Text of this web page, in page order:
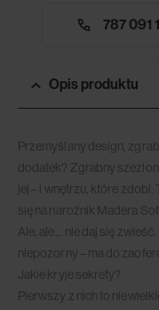
787 091
Opis produktu
Przemyślany design,
dodatek? Zgrabny
jej – i wnętrzu, które zdobi.
się na narożnik Madera Soft.
Ale, ale… nie daj się
niepozorny – ma do
Jakie kryje sekrety?
Pierwszy z nich to